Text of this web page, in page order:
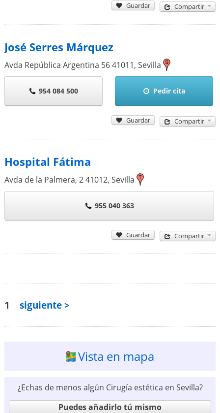
Guardar Compartir
José Serres Márquez
Avda República Argentina 5641011, Sevilla
954 084 500 Pedir cita
Guardar Compartir
Hospital Fátima
Avda de la Palmera, 241012, Sevilla
955 040 363
Guardar Compartir
1 siguiente >
Vista en mapa
¿Echas de menos algún Cirugía estética en Sevilla?
Puedes añadirlo tú mismo